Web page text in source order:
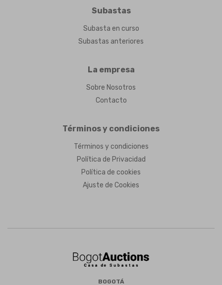
Subastas
Subasta en curso
Subastas anteriores
La empresa
Sobre Nosotros
Contacto
Términos y condiciones
Términos y condiciones
Política de Privacidad
Política de cookies
Ajuste de Cookies
BOGOTÁ